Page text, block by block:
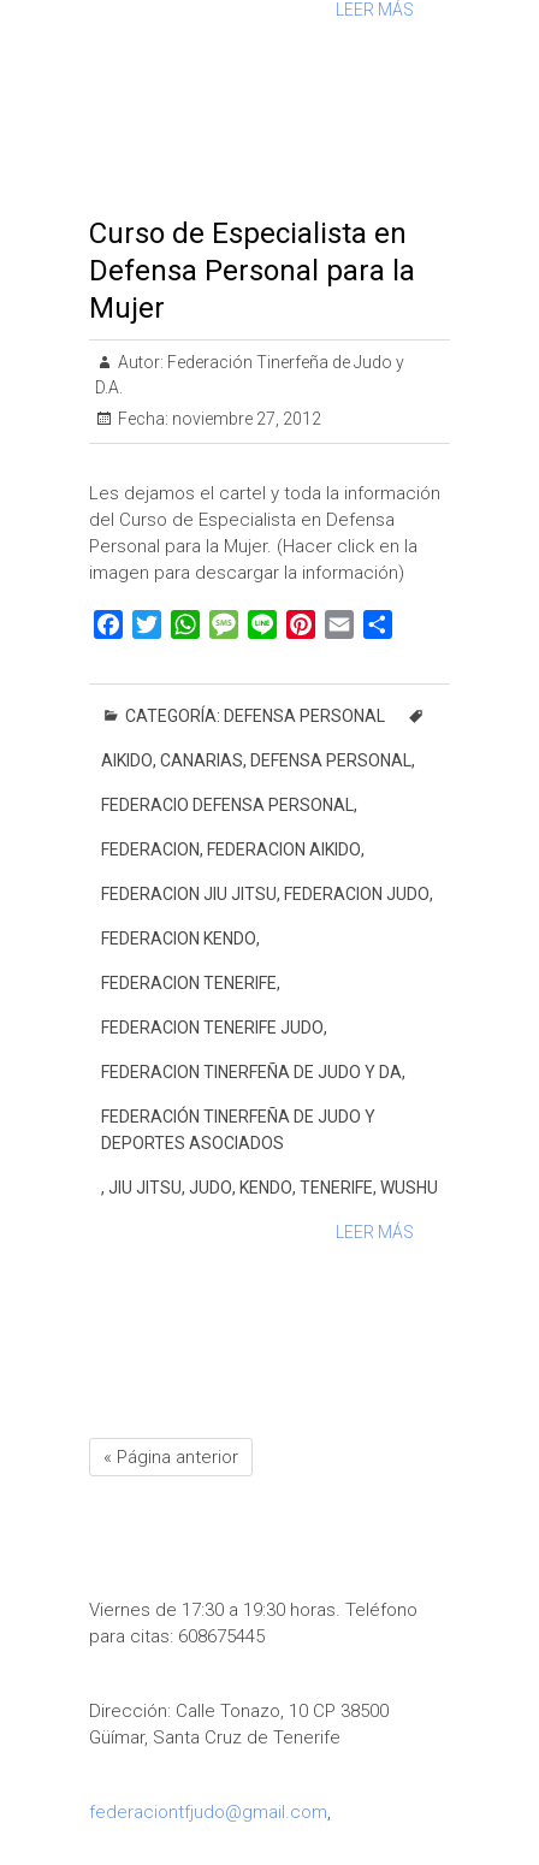
LEER MÁS
Curso de Especialista en
Defensa Personal para la
Mujer
Autor: Federación Tinerfeña de Judo y
D.A.
Fecha: noviembre 27, 2012
Les dejamos el cartel y toda la información
del Curso de Especialista en Defensa
Personal para la Mujer. (Hacer click en la
imagen para descargar la información)
c
e
o
o
i
t
e
r
W
a
t
A
p
M
s
s
g
e
n
e
n
t
r
e
t
a
i
m
r
CATEGORÍA: DEFENSA PERSONAL
AIKIDO, CANARIAS, DEFENSA PERSONAL ,
FEDERACIO DEFENSA PERSONAL ,
FEDERACION, FEDERACION AIKIDO,
FEDERACION JIU JITSU, FEDERACION JUDO,
FEDERACION KENDO,
FEDERACION TENERIFE,
FEDERACION TENERIFE JUDO,
FEDERACION TINERFEÑA DE JUDO Y DA,
FEDERACIÓN TINERFEÑA DE JUDO Y
DEPORTES ASOCIADOS
, JIU JITSU, JUDO, KENDO, TENERIFE, WUSHU
LEER MÁS
« Página anterior
Viernes de 17:30 a 19:30 horas. Teléfono
para citas: 608675445
Dirección: Calle Tonazo, 10 CP 38500
Güímar, Santa Cruz de Tenerife
federaciontfjudo@gmail.com